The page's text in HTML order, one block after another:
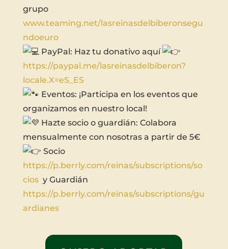
grupo
www.teaming.net/lasreinasdelbiberonsegu
ndoeuro
PayPal: Haz tu donativo aquí
https://paypal.me/lasreinasdelbiberon?
locale.X=eS_ES
Eventos: ¡Participa en los eventos que
organizamos en nuestro local!
Hazte socio o guardián: Colabora
mensualmente con nosotras a partir de 5€
Socio
https://p.berrly.com/reinas/subscriptions/so
cios y Guardián
https://p.berrly.com/reinas/subscriptions/gu
ardianes